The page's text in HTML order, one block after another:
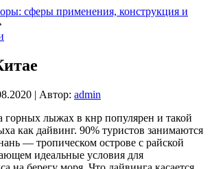
сферы применения, конструкция и
| Автор: admin
лыжах в кнр популярен и такой
как дайвинг. 90% туристов занимаются
— тропическом острове с райской
идеальные условия для